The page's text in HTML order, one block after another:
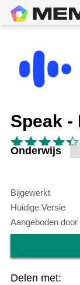
Onderwijs
Bijgewerkt
Huidige Versie
Aangeboden door
Delen met: